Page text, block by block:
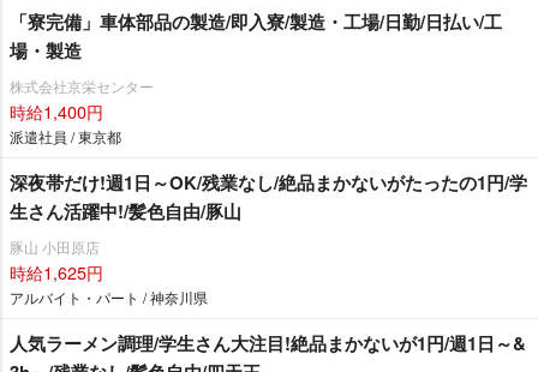
「寮完備」車体部品の製造/即入寮/製造・工場/日勤/日払い/工
場・製造
株式会社京栄センター
時給1,400円
派遣社員 / 東京都
深夜帯だけ!週1日～OK/残業なし/絶品まかないがたったの1円/学
生さん活躍中!/髪色自由/豚山
豚山 小田原店
時給1,625円
アルバイト・パート / 神奈川県
人気ラーメン調理/学生さん大注目!絶品まかないが1円/週1日～&